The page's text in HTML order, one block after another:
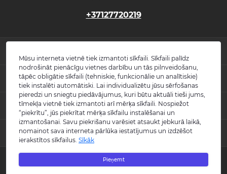
+37127720219
Jaunumi
Atsauksmes
Kontakti
Vietnes karte
Ražotāji
Īpašais piedāvājums
POPULĀRS
Izlietnes
Vannas
Maisītāji
Tualetes podi
KONTAKTI UN ADRESE
info@burlington.eu
P. 09:00 - 17:00
O. 09:00 - 17:00
C. 09:00 - 17:00
MESENDŽERI
WhatsApp
Messenger
Copyright © 2008 - 2026 SIA "Burlington" - Visas tiesības aizsargātas.
Mūsu interneta vietnē tiek izmantoti sīkfaili. Sīkfaili palīdz
nodrošināt pienācīgu vietnes darbību un tās pilnveidošanu,
tāpēc obligātie sīkfaili (tehniskie, funkcionālie un analītiskie)
tiek instalēti automātiski. Lai individualizētu jūsu sērfošanas
pieredzi un sniegtu piedāvājumus, kuri būtu aktuāli tieši jums,
tīmekļa vietnē tiek izmantoti arī mērķa sīkfaili. Nospiežot
“piekrītu”, jūs piekrītat mērķa sīkfailu instalēšanai un
izmantošanai. Savu piekrišanu varēsiet atsaukt jebkurā laikā,
nomainot sava interneta pārlūka iestatījumus un izdzēšot
ierakstītos sīkfailus. Sīkāk
Pieņemt